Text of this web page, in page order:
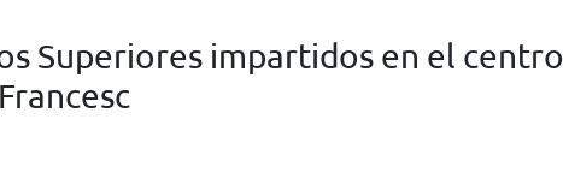
Superiores impartidos en el centro